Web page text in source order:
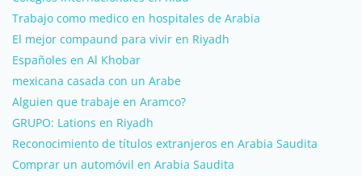
Trabajo como medico en hospitales de Arabia
El mejor compaund para vivir en Riyadh
Españoles en Al Khobar
mexicana casada con un Arabe
Alguien que trabaje en Aramco?
GRUPO: Lations en Riyadh
Reconocimiento de títulos extranjeros en Arabia Saudita
Comprar un automóvil en Arabia Saudita